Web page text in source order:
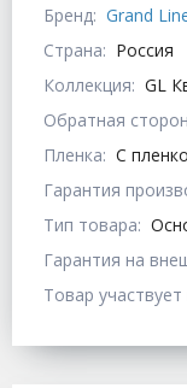
Бренд: Grand
Страна: Россия
Коллекция: GL
Обратная
Пленка: С
Гарантия
Тип товара:
Гарантия на
Товар участвует